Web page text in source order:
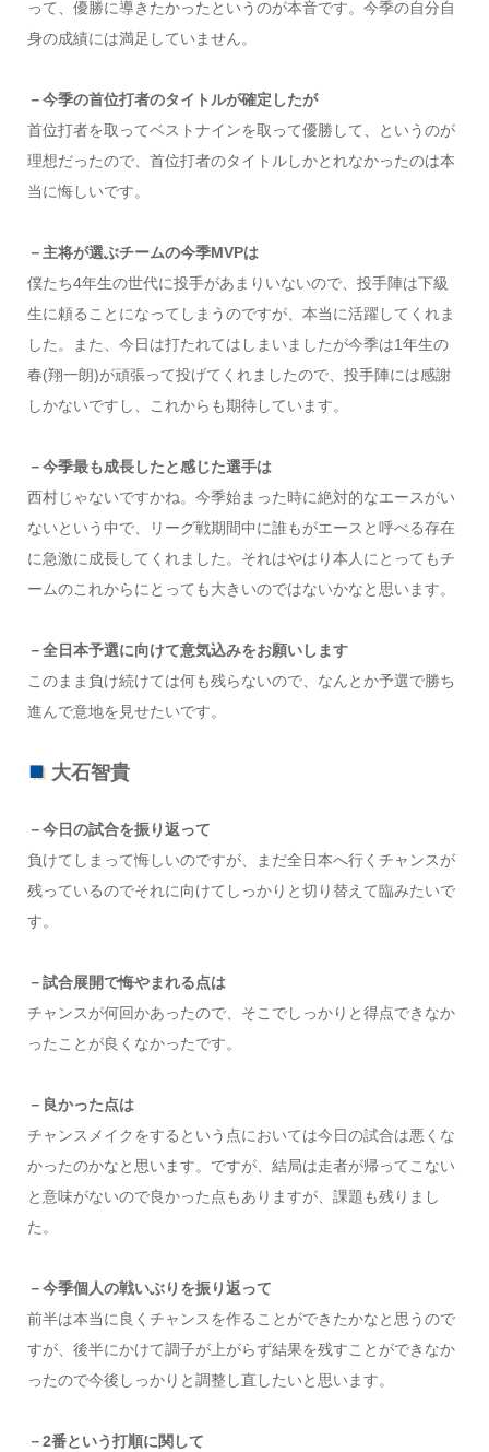
って、優勝に導きたかったというのが本音です。今季の自分自
身の成績には満足していません。
－今季の首位打者のタイトルが確定したが
首位打者を取ってベストナインを取って優勝して、というのが
理想だったので、首位打者のタイトルしかとれなかったのは本
当に悔しいです。
－主将が選ぶチームの今季MVPは
僕たち4年生の世代に投手があまりいないので、投手陣は下級
生に頼ることになってしまうのですが、本当に活躍してくれま
した。また、今日は打たれてはしまいましたが今季は1年生の
春(翔一朗)が頑張って投げてくれましたので、投手陣には感謝
しかないですし、これからも期待しています。
－今季最も成長したと感じた選手は
西村じゃないですかね。今季始まった時に絶対的なエースがい
ないという中で、リーグ戦期間中に誰もがエースと呼べる存在
に急激に成長してくれました。それはやはり本人にとってもチ
ームのこれからにとっても大きいのではないかなと思います。
－全日本予選に向けて意気込みをお願いします
このまま負け続けては何も残らないので、なんとか予選で勝ち
進んで意地を見せたいです。
大石智貴
－今日の試合を振り返って
負けてしまって悔しいのですが、まだ全日本へ行くチャンスが
残っているのでそれに向けてしっかりと切り替えて臨みたいで
す。
－試合展開で悔やまれる点は
チャンスが何回かあったので、そこでしっかりと得点できなか
ったことが良くなかったです。
－良かった点は
チャンスメイクをするという点においては今日の試合は悪くな
かったのかなと思います。ですが、結局は走者が帰ってこない
と意味がないので良かった点もありますが、課題も残りまし
た。
－今季個人の戦いぶりを振り返って
前半は本当に良くチャンスを作ることができたかなと思うので
すが、後半にかけて調子が上がらず結果を残すことができなか
ったので今後しっかりと調整し直したいと思います。
－2番という打順に関して